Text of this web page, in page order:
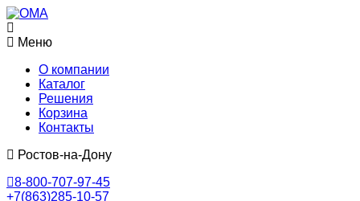
Меню
О компании
Каталог
Решения
Корзина
Контакты
Ростов-на-Дону
8-800-707-97-45
+7(863)285-10-57